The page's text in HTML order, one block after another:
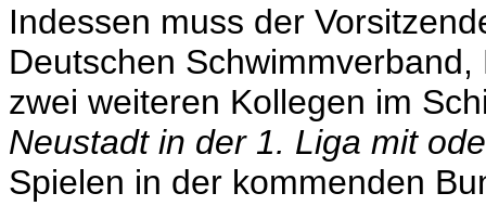
Indessen muss der
Deutschen
zwei weiteren Kollegen im
Neustadt in der 1. Liga mit
Spielen in der kommenden